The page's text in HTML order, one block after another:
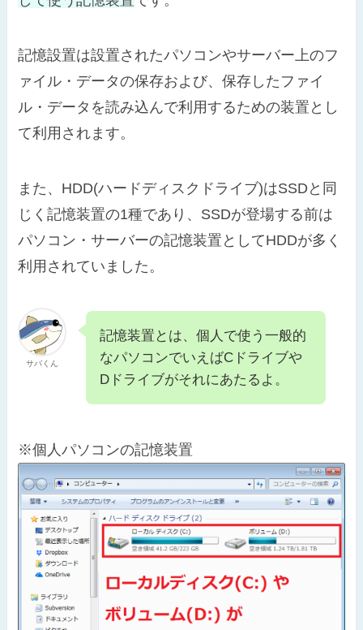
記憶設置は設置されたパソコンやサーバー上のフ
ァイル・データの保存および、保存したファイ
ル・データを読み込んで利用するための装置とし
て利用されます。
また、HDD(ハードディスクドライブ)はSSDと同
じく記憶装置の1種であり、SSDが登場する前は
パソコン・サーバーの記憶装置としてHDDが多く
利用されていました。
サバくん
記憶装置とは、個人で使う一般的
なパソコンでいえばCドライブや
Dドライブがそれにあたるよ。
※個人パソコンの記憶装置